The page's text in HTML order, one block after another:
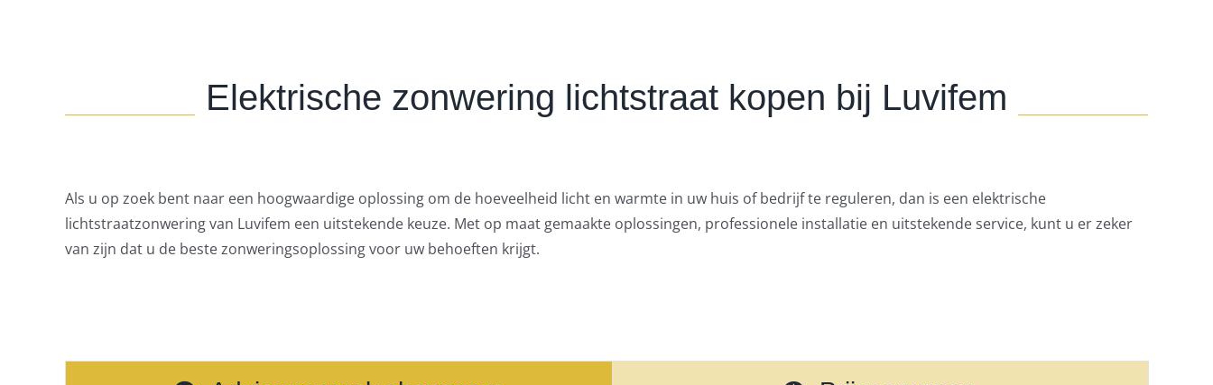
Elektrische zonwering lichtstraat kopen bij Luvifem
Als u op zoek bent naar een hoogwaardige oplossing om de hoeveelheid licht en warmte in uw huis of bedrijf te reguleren, dan is een elektrische
lichtstraatzonwering van Luvifem een uitstekende keuze. Met op maat gemaakte oplossingen, professionele installatie en uitstekende service, kunt u er zeker
van zijn dat u de beste zonweringsoplossing voor uw behoeften krijgt.